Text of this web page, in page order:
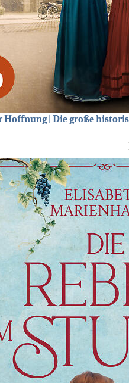
Hoffnung | Die große